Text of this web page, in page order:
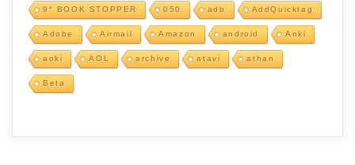
9° BOOK STOPPER 050 adb AddQuicktag
Adobe Airmail Amazon android Anki
aoki AOL archive atavi athan
Beta